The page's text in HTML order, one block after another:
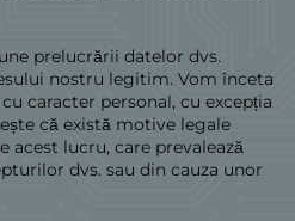
prelucrării datelor dvs.
nostru legitim. Vom înceta
caracter personal, cu excepția
că există motive legale
acest lucru, care prevalează
dvs. sau din cauza unor